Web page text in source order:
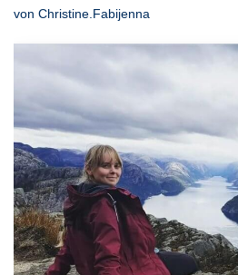
von Christine.Fabijenna